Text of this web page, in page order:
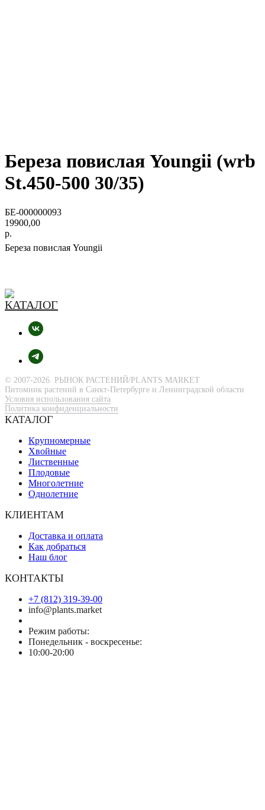
Береза повислая Youngii (wrb
St.450-500 30/35)
БЕ-000000093
19900,00
р.
Береза повислая Youngii
© 2007-2026. РЫНОК РАСТЕНИЙ/PLANTS MARKET
Питомник растений в Санкт-Петербурге и Ленинградской области
Условия использования сайта
Политика конфиденциальности
КАТАЛОГ
Крупномерные
Хвойные
Лиственные
Плодовые
Многолетние
Однолетние
КЛИЕНТАМ
Доставка и оплата
Как добраться
Наш блог
КОНТАКТЫ
+7 (812) 319-39-00
info@plants.market
Режим работы:
Понедельник - воскресенье:
10:00-20:00